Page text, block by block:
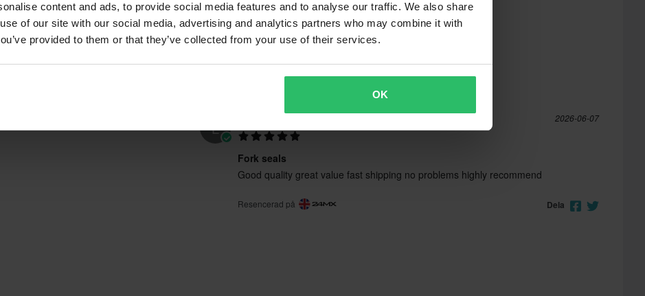
content and ads, to provide social media features and to analyse our traffic. We also share
of our site with our social media, advertising and analytics partners who may combine it with
provided to them or that they’ve collected from your use of their services.
OK
L
2026-06-07
Fork seals
Good quality great value fast shipping no problems highly recommend
Resencerad på Dela